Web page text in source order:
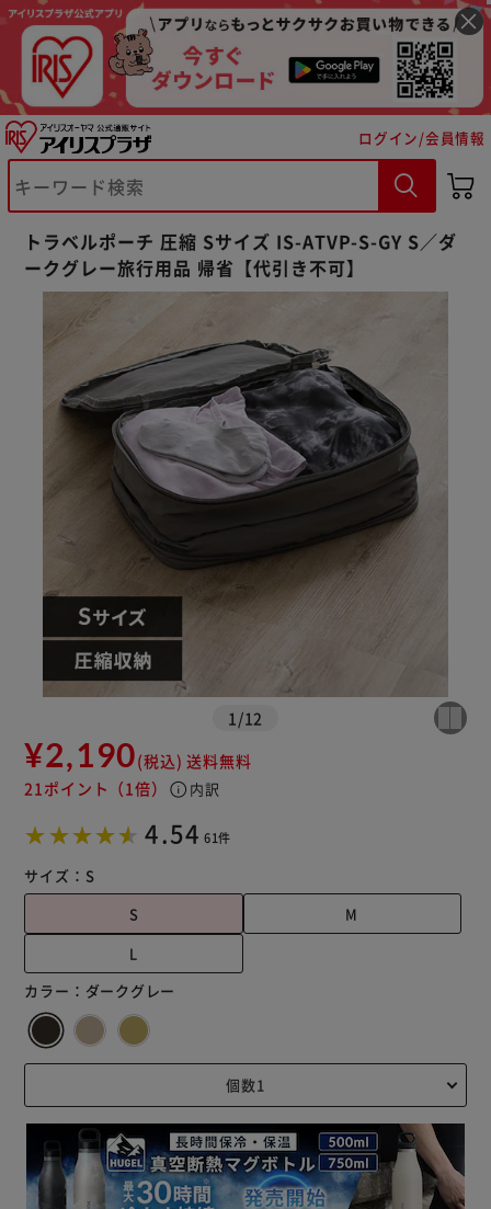
ログイン/会員情報
トラベルポーチ 圧縮 Sサイズ IS-ATVP-S-GY S／ダ
ークグレー旅行用品 帰省【代引き不可】
1 /12
¥2,190(税込) 送料無料
21ポイント （1倍） info 内訳
4.54 61件
サイズ： S
S
M
L
カラー： ダークグレー
※ご確認ください
カートに入れる 購入手続きへ